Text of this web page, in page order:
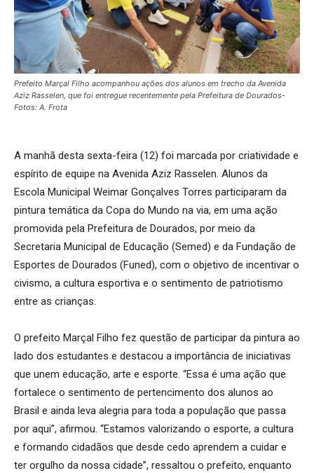
Prefeito Marçal Filho acompanhou ações dos alunos em trecho da Avenida
Aziz Rasselen, que foi entregue recentemente pela Prefeitura de Dourados-
Fotos: A. Frota
A manhã desta sexta-feira (12) foi marcada por criatividade e
espírito de equipe na Avenida Aziz Rasselen. Alunos da
Escola Municipal Weimar Gonçalves Torres participaram da
pintura temática da Copa do Mundo na via, em uma ação
promovida pela Prefeitura de Dourados, por meio da
Secretaria Municipal de Educação (Semed) e da Fundação de
Esportes de Dourados (Funed), com o objetivo de incentivar o
civismo, a cultura esportiva e o sentimento de patriotismo
entre as crianças.
O prefeito Marçal Filho fez questão de participar da pintura ao
lado dos estudantes e destacou a importância de iniciativas
que unem educação, arte e esporte. “Essa é uma ação que
fortalece o sentimento de pertencimento dos alunos ao
Brasil e ainda leva alegria para toda a população que passa
por aqui”, afirmou. “Estamos valorizando o esporte, a cultura
e formando cidadãos que desde cedo aprendem a cuidar e
ter orgulho da nossa cidade”, ressaltou o prefeito, enquanto